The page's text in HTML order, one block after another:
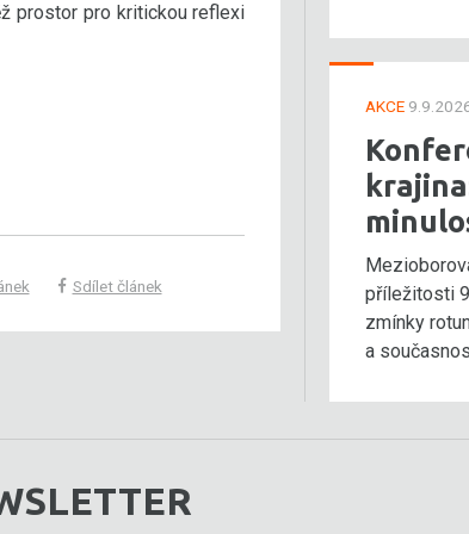
prostor pro kritickou reflexi
Sdílet článek
AKCE
příležitosti
zmínky
a